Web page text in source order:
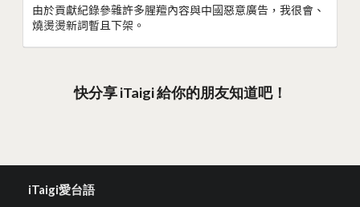
由於貢獻紀錄參雜許多腥羶內容與中國惡意廣告，我很會、
燒燙燙新詞暫且下架。
快分享 iTaigi 給你的朋友知道吧！
iTaigi愛台語